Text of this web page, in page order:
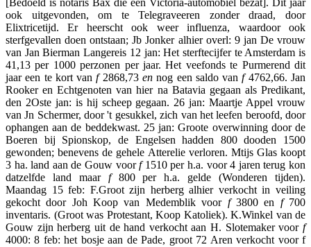
ook uitgevonden, om te Telegraveeren zonder draad, door
Elixtricetijd. Er heerscht ook weer influenza, waardoor ook
sterfgevallen doen ontstaan; Jb Jonker alhier overl: 9 jan De vrouw
van Jan Bierman Langereis 12 jan: Het sterftecijfer te Amsterdam is
41,13 per 1000 perzonen per jaar. Het veefonds te Purmerend dit
jaar een te kort vanf 2868,73ennog een saldo vanf4762,66. Jan
Rooker en Echtgenoten van hier na Batavia gegaan als Predikant,
den 2Oste jan: is hij scheep gegaan. 26 jan: Maartje Appel vrouw
van Jn Schermer, door 't gesukkel, zich van het leefen beroofd, door
ophangen aan de beddekwast. 25 jan: Groote overwinning door de
Boeren bij Spionskop, de Engelsen hadden 800 dooden 1500
gewonden; benevens de gehele Atterelie verloren. Mtijs Glas koopt
3 ha. land aan de Gouw voorf1510 per h.a. voor 4 jaren terug kon
datzelfde land maar f 800 per h.a. gelde (Wonderen tijden).
Maandag 15 feb: F.Groot zijn herberg alhier verkocht in veiling
gekocht door Joh Koop van Medemblik voor f 3800 en f 700
inventaris. (Groot was Protestant, Koop Katoliek). K.Winkel van de
Gouw zijn herberg uit de hand verkocht aan H. Slotemaker voor f
4000: 8 feb: het bosje aan de Pade, groot 72 Aren verkocht voor f